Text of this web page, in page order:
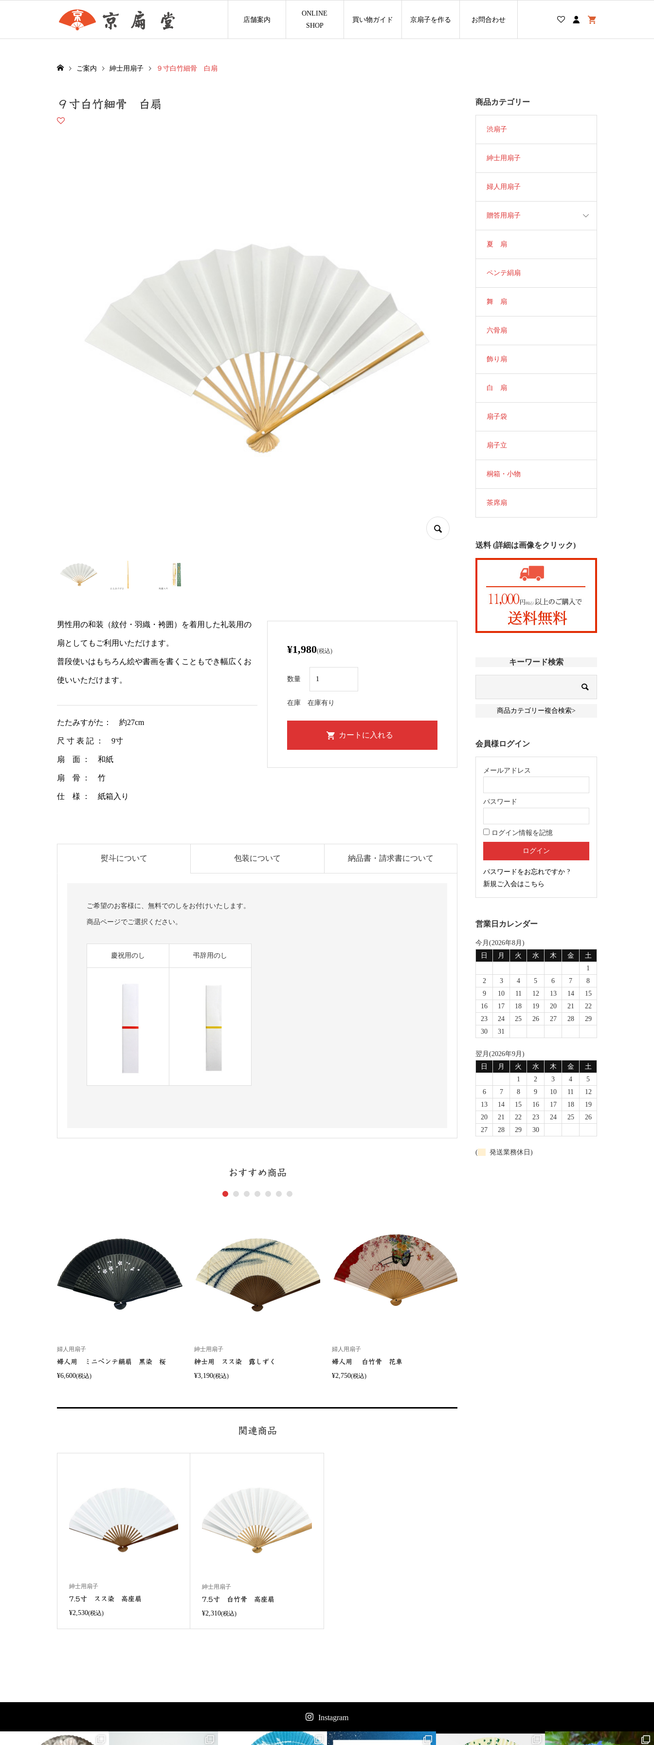
店舗案内
ONLINE
SHOP
買い物ガイド 京扇子を作る お問合わせ
ご案内 紳士用扇子 ９寸白竹細骨 白扇
９寸白竹細骨 白扇
男性用の和装（紋付・羽織・袴囲）を着用した礼装用の
扇としてもご利用いただけます。
普段使いはもちろん絵や書画を書くこともでき幅広くお
使いいただけます。
たたみすがた： 約27cm
尺 寸 表 記 ： 9寸
扇 面 ： 和紙
扇 骨 ： 竹
仕 様 ： 紙箱入り
¥1,980(税込)
数量
在庫 在庫有り
熨斗について 包装について 納品書・請求書について
ご希望のお客様に、無料でのしをお付けいたします。
商品ページでご選択ください。
慶祝用のし 弔辞用のし
おすすめ商品
婦人用扇子
婦人用 ミニペンテ絹扇 黒染 桜
¥6,600(税込)
紳士用扇子
紳士用 スス染 露しずく
¥3,190(税込)
婦人用扇子
婦人用 白竹骨 花車
¥2,750(税込)
1 2 3 4 5 6 7
関連商品
紳士用扇子
7.5寸 スス染 高座扇
¥2,530(税込)
紳士用扇子
7.5寸 白竹骨 高座扇
¥2,310(税込)
商品カテゴリー
渋扇子
紳士用扇子
婦人用扇子
贈答用扇子
夏 扇
ペンテ絹扇
舞 扇
六骨扇
飾り扇
白 扇
扇子袋
扇子立
桐箱・小物
茶席扇
送料 (詳細は画像をクリック)
キーワード検索
商品カテゴリー複合検索>
会員様ログイン
メールアドレス
パスワード
ログイン情報を記憶
パスワードをお忘れですか ?
新規ご入会はこちら
営業日カレンダー
今月(2026年8月)
日
月 火 水 木 金
土
1
2
3 4 5 6 7
8
9
10 11 12 13 14
15
16
17 18 19 20 21
22
23
24 25 26 27 28
29
30
31
翌月(2026年9月)
日
月 火 水 木 金
土
1
2 3 4
5
6
7 8 9 10 11
12
13
14 15 16 17 18
19
20
21 22 23 24 25
26
27
28 29 30
( 発送業務休日)
Instagram